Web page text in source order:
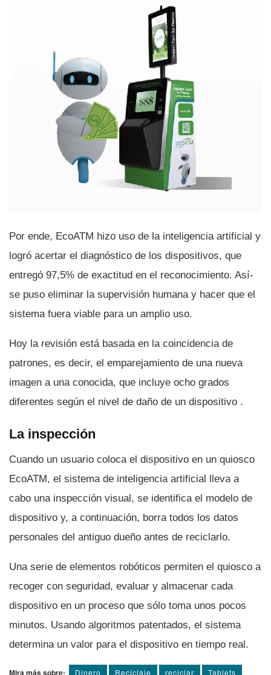
Por ende, EcoATM hizo uso de la inteligencia artificial y
logró acertar el diagnóstico de los dispositivos, que
entregó 97,5% de exactitud en el reconocimiento. Así­
se puso eliminar la supervisión humana y hacer que el
sistema fuera viable para un amplio uso.
Hoy la revisión está basada en la coincidencia de
patrones, es decir, el emparejamiento de una nueva
imagen a una conocida, que incluye ocho grados
diferentes según el nivel de daño de un dispositivo .
La inspección
Cuando un usuario coloca el dispositivo en un quiosco
EcoATM, el sistema de inteligencia artificial lleva a
cabo una inspección visual, se identifica el modelo de
dispositivo y, a continuación, borra todos los datos
personales del antiguo dueño antes de reciclarlo.
Una serie de elementos robóticos permiten el quiosco a
recoger con seguridad, evaluar y almacenar cada
dispositivo en un proceso que sólo toma unos pocos
minutos. Usando algoritmos patentados, el sistema
determina un valor para el dispositivo en tiempo real.
Mira más sobre: Dinero Reciclaje reciclar
Tablets